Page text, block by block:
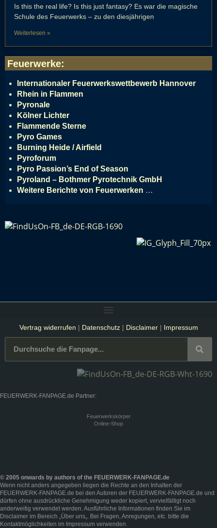
Is this the real life? Is this just fantasy? Es war die magische
Schule des Feuerwerks – zu den diesjährigen
Weiterlesen »
Feuerwerke:
Internationaler Feuerwerkswettbewerb Hannover
Rhein in Flammen
Pyronale
Kölner Lichter
Flammende Sterne
Pyro Games
Burning Heide / Airfield
Pyroforum
Pyro Passion’s End of Season
Pyroland – Bothmer Pyrotechnik GmbH
Weitere Berichte von Feuerwerken …
Vertrag widerrufen | Datenschutz| Disclaimer| Impressum
FEUERWERK-FANPAGE.de Partner:
Feuerwerkskörper
Online-Shop
© 2005 onwards by authors of the FEUERWERK-FANPAGE.de
Wenn nicht anders angegeben liegen die Rechte an den Inhalten der
FEUERWERK-FANPAGE.de bei den Autoren der FEUERWERK-FANPAGE.de und
dürfen ohne ausdrückliche Genehmigung weder kopiert, vervielfältigt noch
anderweitig verwendet werden. Ausführliche Informationen finden Sie im
Disclaimer im Bereich „ Über uns „. Bei Fragen, Anregungen, etc. bitte die
Kontaktmöglichkeiten im Impressum verwenden.